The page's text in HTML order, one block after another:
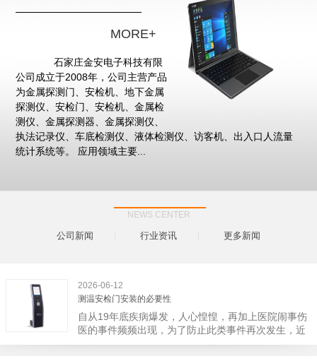
MORE+
石家庄金安电子科技有限
公司成立于2008年，公司主营产品
为金属探测门、安检机、地下金属
探测仪、安检门、安检机、金属检
测仪、金属探测器、金属探测仪、
执法记录仪、车底检测仪、液体检测仪、访客机、出入口人流量
统计系统等。 应用领域主要...
NEWS CENTER
公司新闻 行业资讯 更多新闻
2026-06-12
测温安检门安装的必要性
自从19年底疾病爆发，人心惶惶，再加上医院闹事伤
医的事件频频出现，为了防止此类事件再次发生，近
日，广西南宁市卫建委发出通知，要求当地市属各三